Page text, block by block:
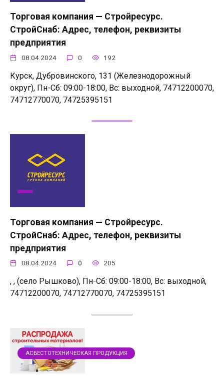
Торговая компания — Стройресурс.
СтройСнаб: Адрес, телефон, реквизиты
предприятия
08.04.2024 0 192
Курск, Дубровинского, 131 (Железнодорожный
округ), Пн-Сб: 09:00-18:00, Вс: выходной, 74712200070,
74712770070, 74725395151
Торговая компания — Стройресурс.
СтройСнаб: Адрес, телефон, реквизиты
предприятия
08.04.2024 0 205
, , (село Рышково), Пн-Сб: 09:00-18:00, Вс: выходной,
74712200070, 74712770070, 74725395151
АСБЕСТОТЕХНИЧЕСКАЯ ПРОДУКЦИЯ